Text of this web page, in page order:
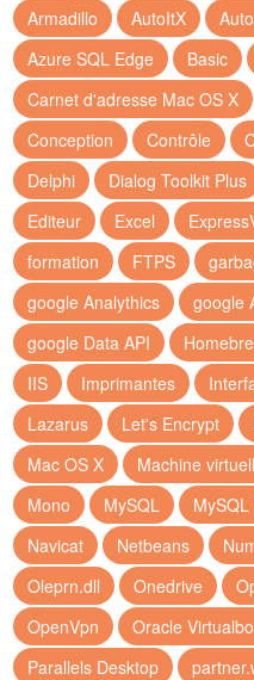
Armadillo
AutoItX
Azure SQL Edge
Basic
Carnet d'adresse Mac OS X
Conception
Contrôle
Delphi
Dialog Toolkit Plus
Editeur
Excel
formation
FTPS
google Analythics
google
google Data API
IIS
Imprimantes
Lazarus
Let's Encrypt
Mac OS X
Machine
Mono
MySQL
Navicat
Netbeans
Oleprn.dll
Onedrive
OpenVpn
Oracle
Parallels Desktop